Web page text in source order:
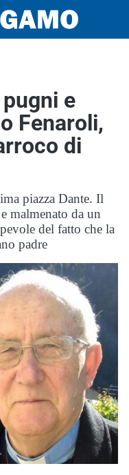
e
Fenaroli,
di
piazza Dante. Il
malmenato da un
del fatto che la
padre